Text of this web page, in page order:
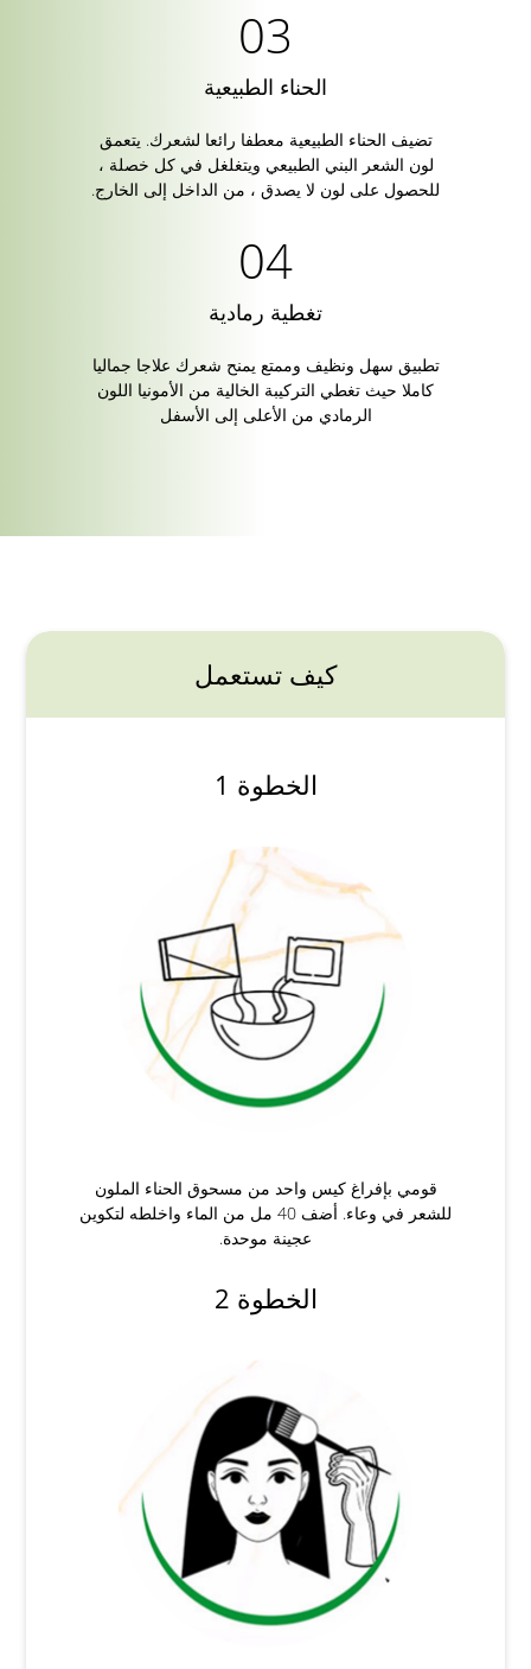
الحناء الطبيعية
تضيف الحناء الطبيعية معطفا رائعا لشعرك. يتعمق
لون الشعر البني الطبيعي ويتغلغل في كل خصلة ،
للحصول على لون لا يصدق ، من الداخل إلى الخارج.
تغطية رمادية
تطبيق سهل ونظيف وممتع يمنح شعرك علاجا جماليا
كاملا حيث تغطي التركيبة الخالية من الأمونيا اللون
الرمادي من الأعلى إلى الأسفل
كيف تستعمل
الخطوة 1
قومي بإفراغ كيس واحد من مسحوق الحناء الملون
للشعر في وعاء. أضف 40 مل من الماء واخلطه لتكوين
عجينة موحدة.
الخطوة 2